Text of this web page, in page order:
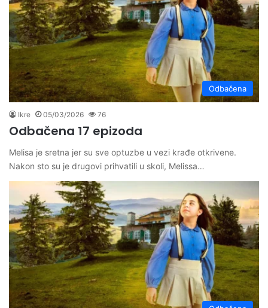
Odbačena
Ikre 05/03/2026 76
Odbačena 17 epizoda
Melisa je sretna jer su sve optuzbe u vezi krađe otkrivene.
Nakon sto su je drugovi prihvatili u skoli, Melissa…